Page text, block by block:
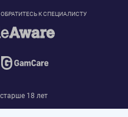
К СПЕЦИАЛИСТУ
18 лет